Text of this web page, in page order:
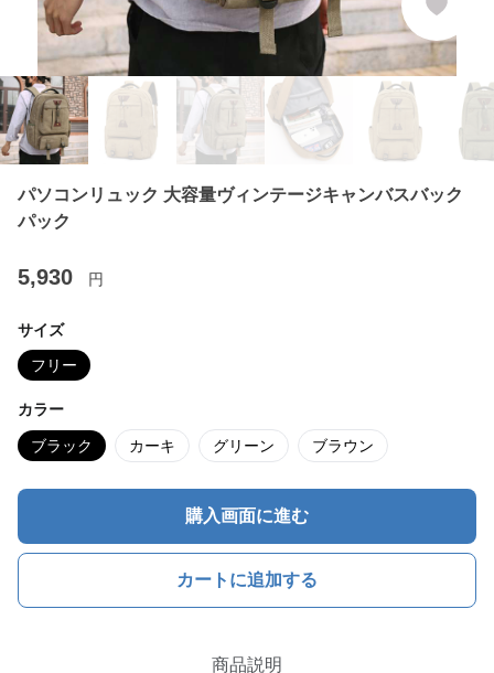
パソコンリュック 大容量ヴィンテージキャンバスバック
パック
5,930 円
サイズ
フリー
カラー
ブラック カーキ グリーン ブラウン
購入画面に進む
カートに追加する
商品説明